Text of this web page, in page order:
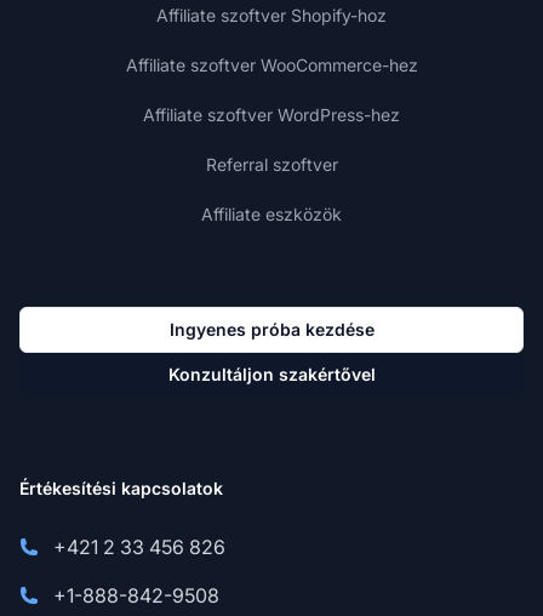
Affiliate szoftver Shopify-hoz
Affiliate szoftver WooCommerce-hez
Affiliate szoftver WordPress-hez
Referral szoftver
Affiliate eszközök
Ingyenes próba kezdése
Konzultáljon szakértővel
Értékesítési kapcsolatok
+421 2 33 456 826
+1-888-842-9508